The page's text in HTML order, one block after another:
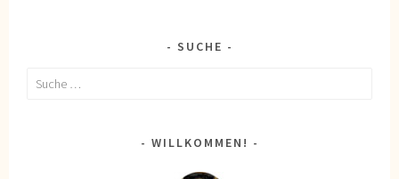
SUCHE
Suche
WILLKOMMEN!